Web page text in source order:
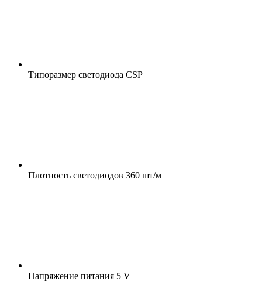
Типоразмер светодиода CSP
Плотность светодиодов 360 шт/м
Напряжение питания 5 V